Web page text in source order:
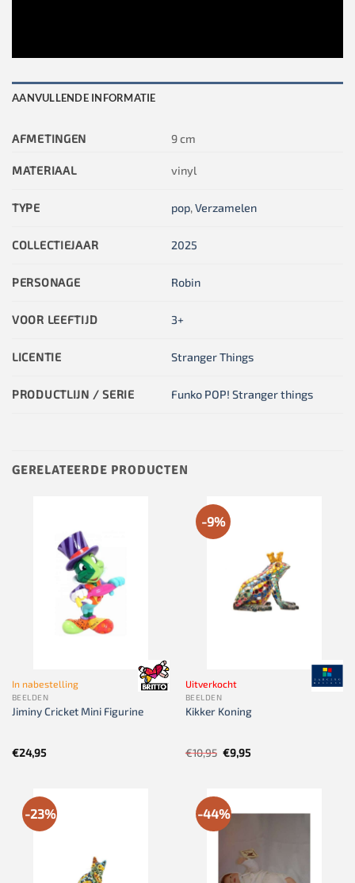
AANVULLENDE INFORMATIE
AFMETINGEN 9 cm
MATERIAAL vinyl
TYPE pop,Verzamelen
COLLECTIEJAAR 2025
PERSONAGE Robin
VOOR LEEFTIJD 3+
LICENTIE Stranger Things
PRODUCTLIJN / SERIE Funko POP! Stranger things
GERELATEERDE PRODUCTEN
In nabestelling
BEELDEN
Jiminy Cricket Mini Figurine
€24,95
-9%
Uitverkocht
BEELDEN
Kikker Koning
€10,95 Oorspronkelijke
prijs
€9,95Huidige
-23% -44%